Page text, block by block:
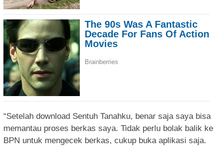
“Setelah download Sentuh Tanahku, benar saja saya bisa
memantau proses berkas saya. Tidak perlu bolak balik ke
BPN untuk mengecek berkas, cukup buka aplikasi saja.